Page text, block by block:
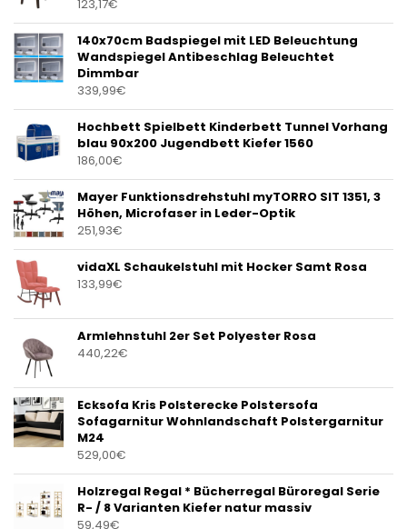
123,17€
140x70cm Badspiegel mit LED Beleuchtung
Wandspiegel Antibeschlag Beleuchtet
Dimmbar
339,99€
Hochbett Spielbett Kinderbett Tunnel Vorhang
blau 90x200 Jugendbett Kiefer 1560
186,00€
Mayer Funktionsdrehstuhl myTORRO SIT 1351, 3
Höhen, Microfaser in Leder-Optik
251,93€
vidaXL Schaukelstuhl mit Hocker Samt Rosa
133,99€
Armlehnstuhl 2er Set Polyester Rosa
440,22€
Ecksofa Kris Polsterecke Polstersofa
Sofagarnitur Wohnlandschaft Polstergarnitur
M24
529,00€
Holzregal Regal * Bücherregal Büroregal Serie
R- / 8 Varianten Kiefer natur massiv
59,49€